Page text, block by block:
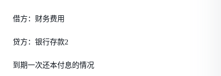
借方：财务费用
贷方：银行存款2
到期一次还本付息的情况